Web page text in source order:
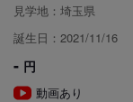
見学地：埼玉県
誕生日：2021/11/16
- 円
動画あり